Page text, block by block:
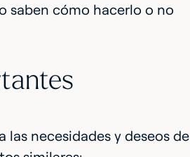
saben cómo hacerlo o no
necesidades y deseos de